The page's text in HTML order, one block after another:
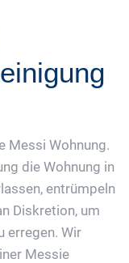
Messi Wohnung.
die Wohnung in
entrümpeln
Diskretion, um
erregen. Wir
Messie